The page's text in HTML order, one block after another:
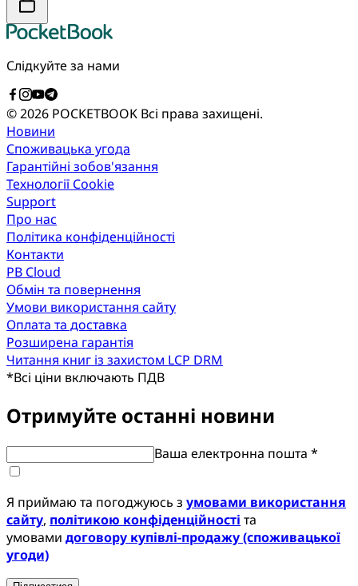
Слідкуйте за нами
© 2026 POCKETBOOK Всі права захищені.
Новини
Споживацька угода
Гарантійні зобов'язання
Технології Cookie
Support
Про нас
Політика конфіденційності
Контакти
PB Cloud
Обмін та повернення
Умови використання сайту
Оплата та доставка
Розширена гарантія
Читання книг із захистом LCP DRM
*Всі ціни включають ПДВ
Отримуйте останні новини
Ваша електронна пошта *
Я приймаю та погоджуюсь з умовами використання
сайту, політикою конфіденційності та
умовами договору купівлі-продажу (споживацької
угоди)